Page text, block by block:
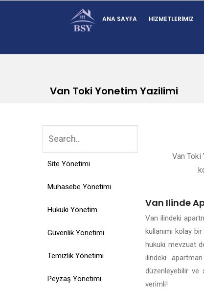
ANA SAYFA HIZMETLERIMIZ
Van Toki Yonetim Yazilimi
Site Yönetimi
Muhasebe Yönetimi
Hukuki Yönetim
Güvenlik Yönetimi
Temizlik Yönetimi
Peyzaş Yönetimi
Van Toki
Van Ilinde
Van ilindeki
kullanımı kolay
hukuki mevzuat
ilindeki
düzenleyebilir ve
verimli!